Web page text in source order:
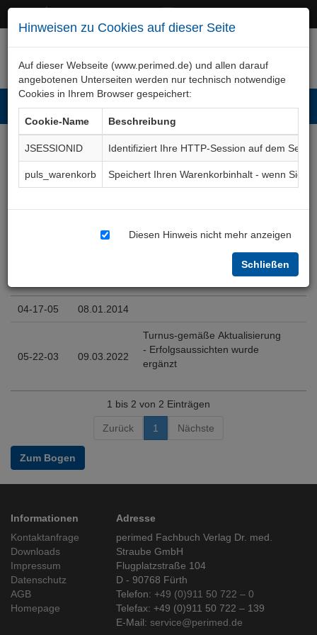
Hinweisen zu Cookies auf dieser Seite
Auf dieser Webseite (www.perimed.de) und allen darauf
angebotenen Unterseiten werden nur technisch notwendige
Cookies in Ihrem Browser gespeichert:
Cookie-Name
Beschreibung
JSESSIONID
Identifiziert Ihre HTTP-Session auf dem Server
puls_warenkorb
Speichert Ihren Warenkorbinhalt - wenn Sie
Diesen Hinweis nicht mehr anzeigen
Schließen
EditionenChPl006De
Änderungstext (kurz)
Edition
Erstellt
04-17-05 08.01.2014
05-22-03 09.03.2022
Turnus-gemäße Aktualisierung
- Erfolgsaussichten wurde
ergänzt
1 bis 2 von 2 Einträgen
Zurück
1 Nächste
Zum Bogen
Informationen
Kontaktanfrage
Downloads
Impressum
Datenschutz
AGB
Homepage
Adresse
perimed Fachbuch Verlag Dr. med.
Straube GmbH
Flugplatzstraße 104
D - 90768 Fürth
Telefon:+49 (0)911 50 722 – 0
Telefax: +49 (0)911 50 722 – 139
E-Mail:service@perimed.de